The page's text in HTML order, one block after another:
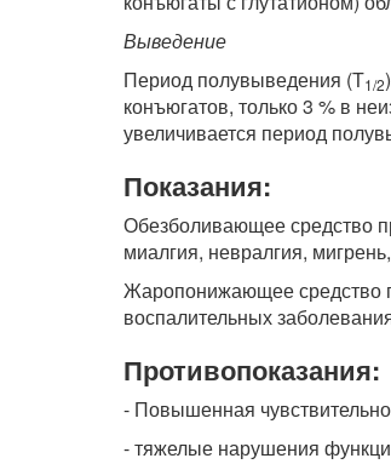
Выведение
Период полувыведения (Т1/2
конъюгатов, только 3 % в
увеличивается период
Показания:
Обезболивающее средство
миалгия, невралгия,
Жаропонижающее средство
воспалительных
Противопоказания:
- Повышенная
- тяжелые нарушения